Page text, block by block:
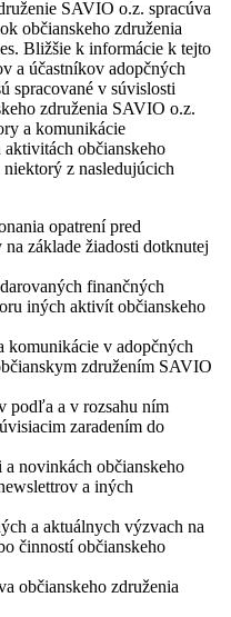
SAVIO o.z. spracúva
občianskeho združenia
Bližšie k informácie k tejto
a účastníkov adopčných
spracované v súvislosti
združenia SAVIO o.z.
a komunikácie
občianskeho
z nasledujúcich
opatrení pred
základe žiadosti dotknutej
finančných
iných aktivít občianskeho
komunikácie v adopčných
združením SAVIO
podľa a v rozsahu ním
zaradením do
novinkách občianskeho
a iných
a aktuálnych výzvach na
činností občianskeho
občianskeho združenia